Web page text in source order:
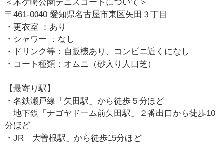
＜木ケ崎公園テニスコートについて＞
〒461-0040 愛知県名古屋市東区矢田３丁目
・更衣室 ：あり
・シャワー ：なし
・ドリンク等：自販機あり、コンビニ近くになし
・コート種類：オムニ（砂入り人口芝）
【最寄り駅】
・名鉄瀬戸線「矢田駅」から徒歩５分ほど
・地下鉄「ナゴヤドーム前矢田駅」２番出口から徒歩10
分ほど
・JR「大曽根駅」から徒歩15分ほど